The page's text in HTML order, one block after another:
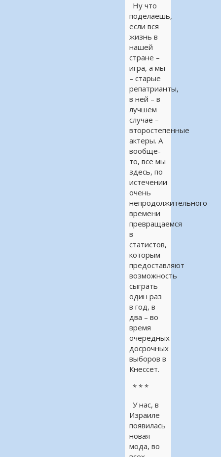
Ну что
поделаешь,
если вся
жизнь в
нашей
стране –
игра, а мы
– старые
репатрианты,
в ней – в
лучшем
случае –
второстепенные
актеры. А
вообще-
то, все мы
здесь, по
истечении
очень
непродолжительного
времени
превращаемся
в
статистов,
которым
предоставляют
возможность
сыграть
один раз
в год, в
два – во
время
очередных
досрочных
выборов в
Кнессет.
* * *
У нас, в
Израиле
появилась
новая
мода, во